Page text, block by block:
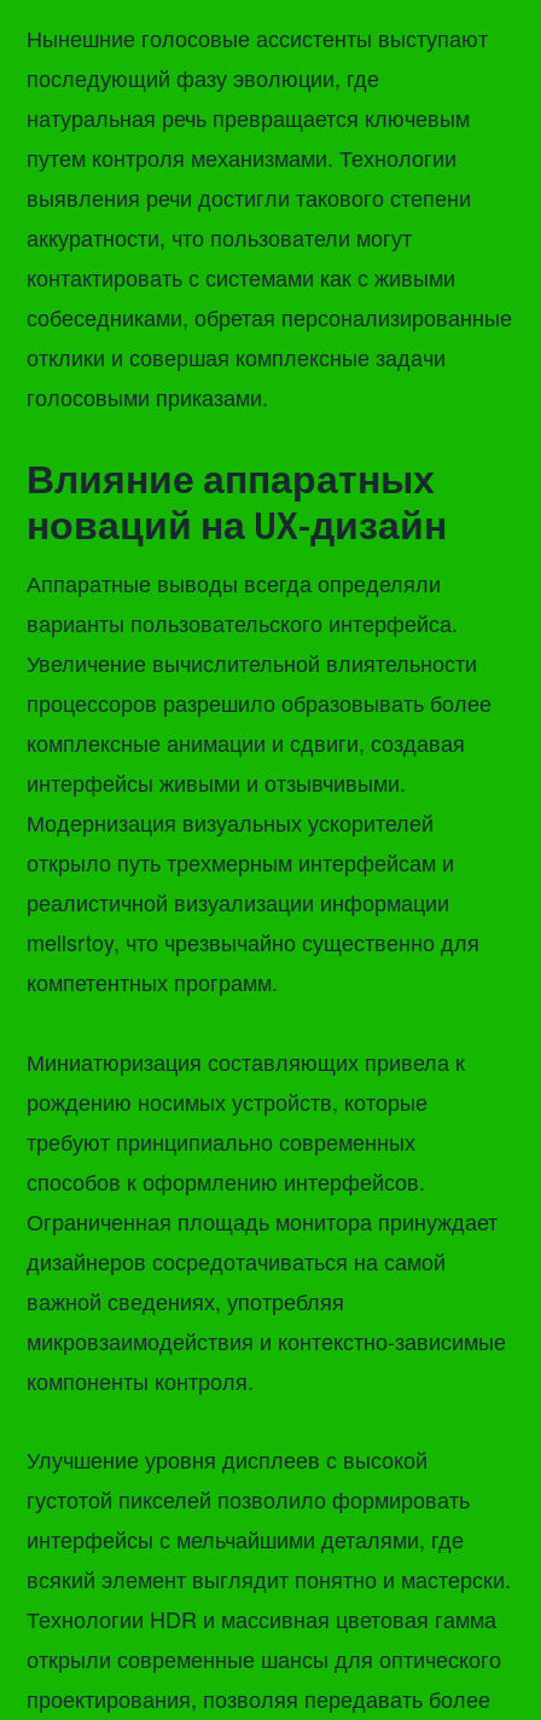
Нынешние голосовые ассистенты выступают
последующий фазу эволюции, где
натуральная речь превращается ключевым
путем контроля механизмами. Технологии
выявления речи достигли такового степени
аккуратности, что пользователи могут
контактировать с системами как с живыми
собеседниками, обретая персонализированные
отклики и совершая комплексные задачи
голосовыми приказами.
Влияние аппаратных
новаций на UX-дизайн
Аппаратные выводы всегда определяли
варианты пользовательского интерфейса.
Увеличение вычислительной влиятельности
процессоров разрешило образовывать более
комплексные анимации и сдвиги, создавая
интерфейсы живыми и отзывчивыми.
Модернизация визуальных ускорителей
открыло путь трехмерным интерфейсам и
реалистичной визуализации информации
mellsrtoy, что чрезвычайно существенно для
компетентных программ.
Миниатюризация составляющих привела к
рождению носимых устройств, которые
требуют принципиально современных
способов к оформлению интерфейсов.
Ограниченная площадь монитора принуждает
дизайнеров сосредотачиваться на самой
важной сведениях, употребляя
микровзаимодействия и контекстно-зависимые
компоненты контроля.
Улучшение уровня дисплеев с высокой
густотой пикселей позволило формировать
интерфейсы с мельчайшими деталями, где
всякий элемент выглядит понятно и мастерски.
Технологии HDR и массивная цветовая гамма
открыли современные шансы для оптического
проектирования, позволяя передавать более